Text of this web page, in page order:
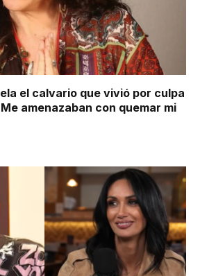
el calvario que vivió por culpa
amenazaban con quemar mi